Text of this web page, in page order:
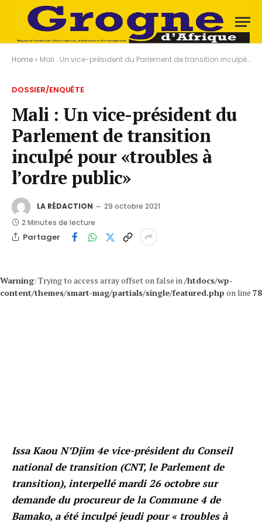
Home » Mali : Un vice-président du Parlement de transition inculpé pour «troubles à l’ordre public»
DOSSIER/ENQUÊTE
Mali : Un vice-président du
Parlement de transition
inculpé pour «troubles à
l’ordre public»
LA RÉDACTION
29 octobre 2021
2 Minutes de lecture
Partager
Warning: Trying to access array offset on false in/htdocs/wp-
content/themes/smart-mag/partials/single/featured.php on line 78
Issa Kaou N’Djim 4e vice-président du Conseil
national de transition (CNT, le Parlement de
transition), interpellé mardi 26 octobre sur
demande du procureur de la Commune 4 de
Bamako, a été inculpé jeudi pour « troubles à